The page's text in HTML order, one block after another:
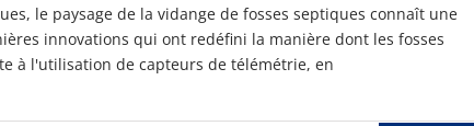
le paysage de la vidange de fosses septiques connaît une
innovations qui ont redéfini la manière dont les fosses
à l'utilisation de capteurs de télémétrie, en